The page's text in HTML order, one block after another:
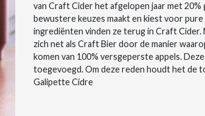
van Craft Cider het afgelopen jaar met
bewustere keuzes maakt en kiest voor
ingrediënten vinden ze terug in Craft
zich net als Craft Bier door de manier
komen van 100% versgeperste appels.
toegevoegd. Om deze reden houdt het de
Galipette Cidre